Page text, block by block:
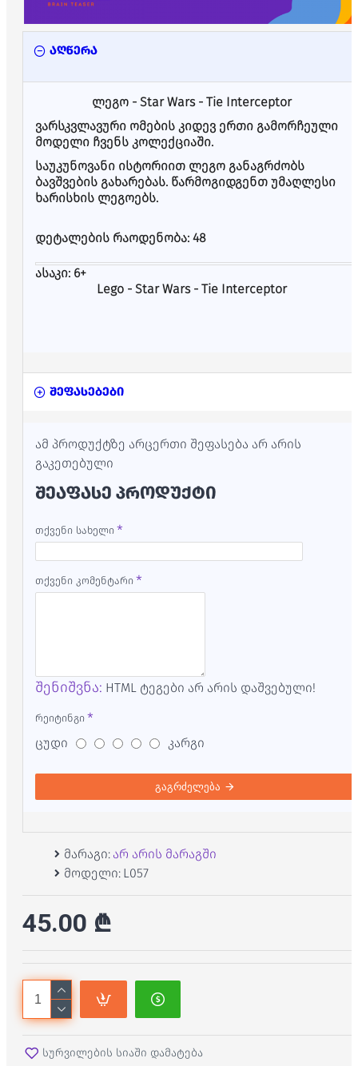
აღწერა
ლეგო - Star Wars - Tie Interceptor
ვარსკვლავური ომების კიდევ ერთი გამორჩეული
მოდელი ჩვენს კოლექციაში.
საუკუნოვანი ისტორიით ლეგო განაგრძობს
ბავშვების გახარებას. წარმოგიდგენთ უმაღლესი
ხარისხის ლეგოებს.
დეტალების რაოდენობა: 48
ასაკი: 6+
Lego - Star Wars - Tie Interceptor
შეფასებები
ამ პროდუქტზე არცერთი შეფასება არ არის
გაკეთებული
ᲨᲔᲐᲤᲐᲡᲔ ᲞᲠᲝᲓᲣᲥᲢᲘ
თქვენი სახელი
თქვენი კომენტარი
შენიშვნა: HTML ტეგები არ არის დაშვებული!
რეიტინგი
ცუდი კარგი
გაგრძელება
მარაგი: არ არის მარაგში
მოდელი: L057
45.00 ₾
სურვილების სიაში დამატება